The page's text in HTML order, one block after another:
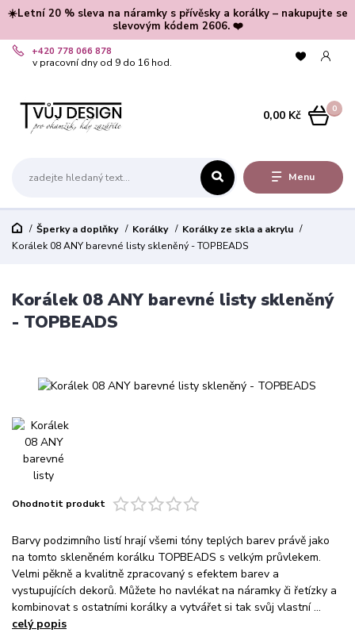
☀️Letní 20 % sleva na náramky s přívěsky a korálky – nakupujte se
slevovým kódem 2606. ❤️
Menu
+420 778 066 878
v pracovní dny od 9 do 16 hod.
0
0,00 Kč
Šperky a doplňky Korálky
Korálky ze skla a akrylu
Korálek 08 ANY barevné listy skleněný - TOPBEADS
Korálek 08 ANY barevné listy skleněný
- TOPBEADS
Ohodnotit produkt
Barvy podzimního listí hrají všemi tóny teplých barev právě jako
na tomto skleněném korálku TOPBEADS s velkým průvlekem.
Velmi pěkně a kvalitně zpracovaný s efektem barev a
vystupujících dekorů. Můžete ho navlékat na náramky či řetízky a
kombinovat s ostatními korálky a vytvářet si tak svůj vlastní ...
celý popis